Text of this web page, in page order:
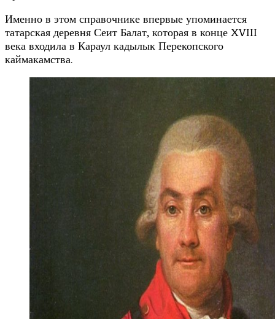
Именно в этом справочнике впервые упоминается
татарская деревня Сеит Балат, которая в конце XVIII
века входила в Караул кадылык Перекопского
каймакамства.